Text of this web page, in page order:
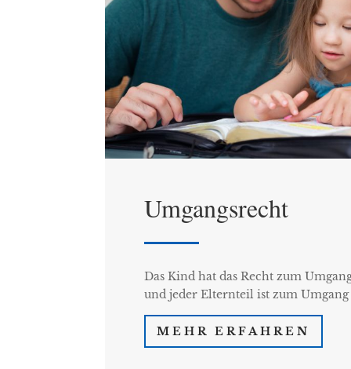
Umgangsrecht
Das Kind hat das Recht zum
und jeder Elternteil ist zum
MEHR ERFAHREN